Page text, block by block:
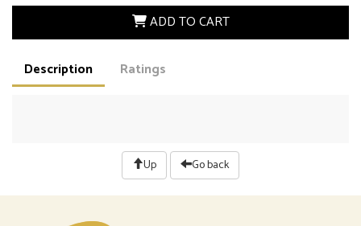
ADD TO CART
Description Ratings
Up Go back